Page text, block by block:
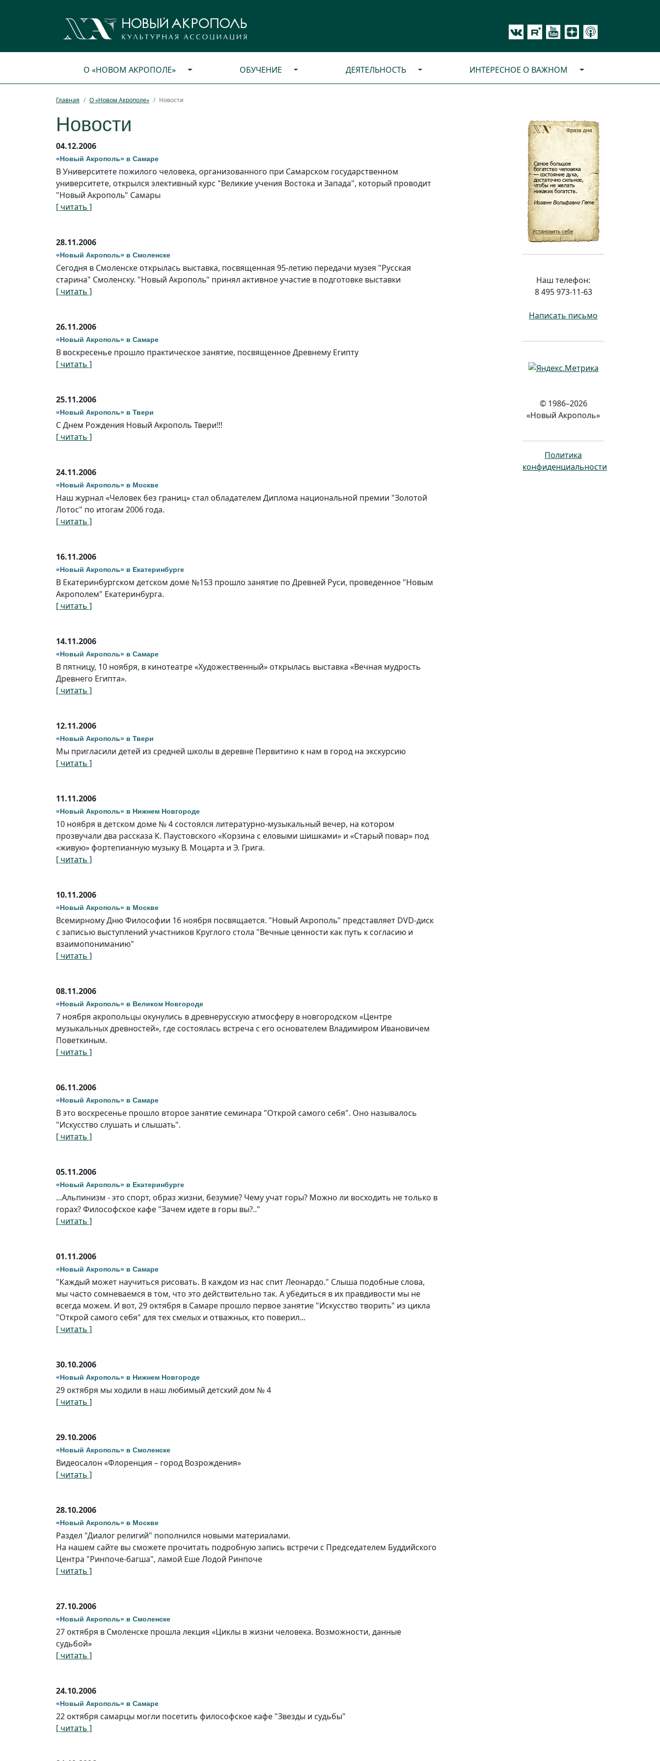
О «НОВОМ АКРОПОЛЕ» ОБУЧЕНИЕ ДЕЯТЕЛЬНОСТЬ ИНТЕРЕСНОЕ О ВАЖНОМ
Главная О «Новом Акрополе» Новости
Новости
04.12.2006
«Новый Акрополь» в Самаре
В Университете пожилого человека, организованного при Самарском государственном
университете, открылся элективный курс "Великие учения Востока и Запада", который проводит
"Новый Акрополь" Самары
[ читать ]
28.11.2006
«Новый Акрополь» в Смоленске
Сегодня в Смоленске открылась выставка, посвященная 95-летию передачи музея "Русская
старина" Смоленску. "Новый Акрополь" принял активное участие в подготовке выставки
[ читать ]
26.11.2006
«Новый Акрополь» в Самаре
В воскресенье прошло практическое занятие, посвященное Древнему Египту
[ читать ]
25.11.2006
«Новый Акрополь» в Твери
С Днем Рождения Новый Акрополь Твери!!!
[ читать ]
24.11.2006
«Новый Акрополь» в Москве
Наш журнал «Человек без границ» стал обладателем Диплома национальной премии "Золотой
Лотос" по итогам 2006 года.
[ читать ]
16.11.2006
«Новый Акрополь» в Екатеринбурге
В Екатеринбургском детском доме №153 прошло занятие по Древней Руси, проведенное "Новым
Акрополем" Екатеринбурга.
[ читать ]
14.11.2006
«Новый Акрополь» в Самаре
В пятницу, 10 ноября, в кинотеатре «Художественный» открылась выставка «Вечная мудрость
Древнего Египта».
[ читать ]
12.11.2006
«Новый Акрополь» в Твери
Мы пригласили детей из средней школы в деревне Первитино к нам в город на экскурсию
[ читать ]
11.11.2006
«Новый Акрополь» в Нижнем Новгороде
10 ноября в детском доме № 4 состоялся литературно-музыкальный вечер, на котором
прозвучали два рассказа К. Паустовского «Корзина с еловыми шишками» и «Старый повар» под
«живую» фортепианную музыку В. Моцарта и Э. Грига.
[ читать ]
10.11.2006
«Новый Акрополь» в Москве
Всемирному Дню Философии 16 ноября посвящается. "Новый Акрополь" представляет DVD-диск
с записью выступлений участников Круглого стола "Вечные ценности как путь к согласию и
взаимопониманию"
[ читать ]
08.11.2006
«Новый Акрополь» в Великом Новгороде
7 ноября акропольцы окунулись в древнерусскую атмосферу в новгородском «Центре
музыкальных древностей», где состоялась встреча с его основателем Владимиром Ивановичем
Поветкиным.
[ читать ]
06.11.2006
«Новый Акрополь» в Самаре
В это воскресенье прошло второе занятие семинара "Открой самого себя". Оно называлось
"Искусство слушать и слышать".
[ читать ]
05.11.2006
«Новый Акрополь» в Екатеринбурге
...Альпинизм - это спорт, образ жизни, безумие? Чему учат горы? Можно ли восходить не только в
горах? Философское кафе "Зачем идете в горы вы?.."
[ читать ]
01.11.2006
«Новый Акрополь» в Самаре
"Каждый может научиться рисовать. В каждом из нас спит Леонардо." Слыша подобные слова,
мы часто сомневаемся в том, что это действительно так. А убедиться в их правдивости мы не
всегда можем. И вот, 29 октября в Самаре прошло первое занятие "Искусство творить" из цикла
"Открой самого себя" для тех смелых и отважных, кто поверил...
[ читать ]
30.10.2006
«Новый Акрополь» в Нижнем Новгороде
29 октября мы ходили в наш любимый детский дом № 4
[ читать ]
29.10.2006
«Новый Акрополь» в Смоленске
Видеосалон «Флоренция – город Возрождения»
[ читать ]
28.10.2006
«Новый Акрополь» в Москве
Раздел "Диалог религий" пополнился новыми материалами.
На нашем сайте вы сможете прочитать подробную запись встречи с Председателем Буддийского
Центра "Ринпоче-багша", ламой Еше Лодой Ринпоче
[ читать ]
27.10.2006
«Новый Акрополь» в Смоленске
27 октября в Смоленске прошла лекция «Циклы в жизни человека. Возможности, данные
судьбой»
[ читать ]
24.10.2006
«Новый Акрополь» в Самаре
22 октября самарцы могли посетить философское кафе "Звезды и судьбы"
[ читать ]
Наш телефон:
8 495 973-11-63
Написать письмо
© 1986–2026
«Новый Акрополь»
Политика
конфиденциальности